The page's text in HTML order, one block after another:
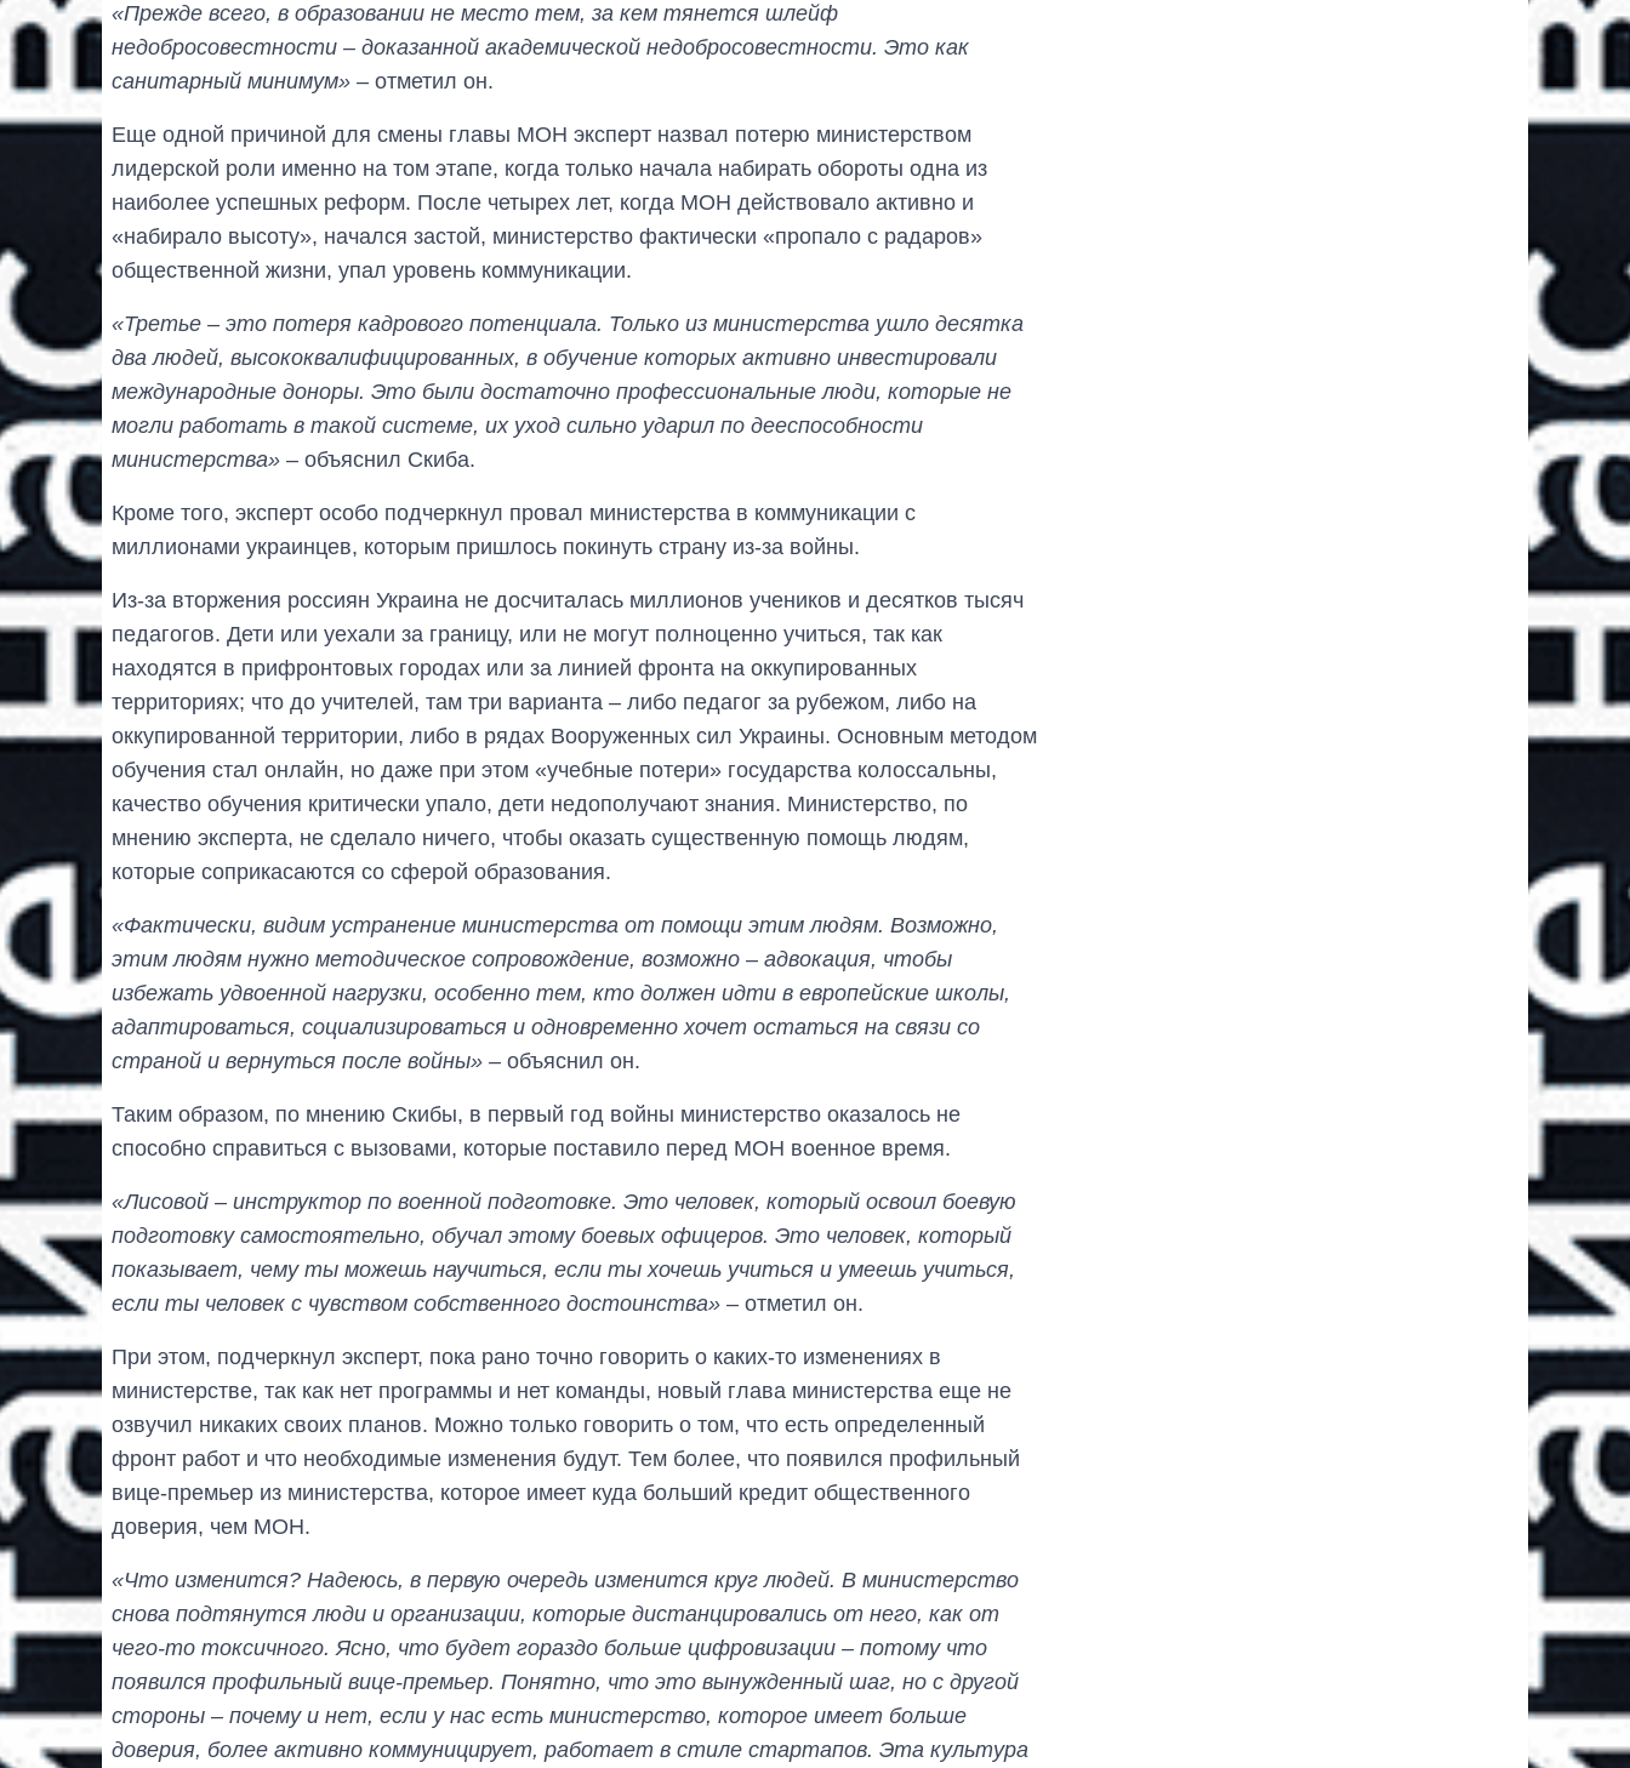
«Прежде всего, в образовании не место тем, за кем тянется шлейф
недобросовестности – доказанной академической недобросовестности. Это как
санитарный минимум» – отметил он.
Еще одной причиной для смены главы МОН эксперт назвал потерю министерством
лидерской роли именно на том этапе, когда только начала набирать обороты одна из
наиболее успешных реформ. После четырех лет, когда МОН действовало активно и
«набирало высоту», начался застой, министерство фактически «пропало с радаров»
общественной жизни, упал уровень коммуникации.
«Третье – это потеря кадрового потенциала. Только из министерства ушло десятка
два людей, высококвалифицированных, в обучение которых активно инвестировали
международные доноры. Это были достаточно профессиональные люди, которые не
могли работать в такой системе, их уход сильно ударил по дееспособности
министерства» – объяснил Скиба.
Кроме того, эксперт особо подчеркнул провал министерства в коммуникации с
миллионами украинцев, которым пришлось покинуть страну из-за войны.
Из-за вторжения россиян Украина не досчиталась миллионов учеников и десятков тысяч
педагогов. Дети или уехали за границу, или не могут полноценно учиться, так как
находятся в прифронтовых городах или за линией фронта на оккупированных
территориях; что до учителей, там три варианта – либо педагог за рубежом, либо на
оккупированной территории, либо в рядах Вооруженных сил Украины. Основным методом
обучения стал онлайн, но даже при этом «учебные потери» государства колоссальны,
качество обучения критически упало, дети недополучают знания. Министерство, по
мнению эксперта, не сделало ничего, чтобы оказать существенную помощь людям,
которые соприкасаются со сферой образования.
«Фактически, видим устранение министерства от помощи этим людям. Возможно,
этим людям нужно методическое сопровождение, возможно – адвокация, чтобы
избежать удвоенной нагрузки, особенно тем, кто должен идти в европейские школы,
адаптироваться, социализироваться и одновременно хочет остаться на связи со
страной и вернуться после войны» – объяснил он.
Таким образом, по мнению Скибы, в первый год войны министерство оказалось не
способно справиться с вызовами, которые поставило перед МОН военное время.
«Лисовой – инструктор по военной подготовке. Это человек, который освоил боевую
подготовку самостоятельно, обучал этому боевых офицеров. Это человек, который
показывает, чему ты можешь научиться, если ты хочешь учиться и умеешь учиться,
если ты человек с чувством собственного достоинства» – отметил он.
При этом, подчеркнул эксперт, пока рано точно говорить о каких-то изменениях в
министерстве, так как нет программы и нет команды, новый глава министерства еще не
озвучил никаких своих планов. Можно только говорить о том, что есть определенный
фронт работ и что необходимые изменения будут. Тем более, что появился профильный
вице-премьер из министерства, которое имеет куда больший кредит общественного
доверия, чем МОН.
«Что изменится? Надеюсь, в первую очередь изменится круг людей. В министерство
снова подтянутся люди и организации, которые дистанцировались от него, как от
чего-то токсичного. Ясно, что будет гораздо больше цифровизации – потому что
появился профильный вице-премьер. Понятно, что это вынужденный шаг, но с другой
стороны – почему и нет, если у нас есть министерство, которое имеет больше
доверия, более активно коммуницирует, работает в стиле стартапов. Эта культура